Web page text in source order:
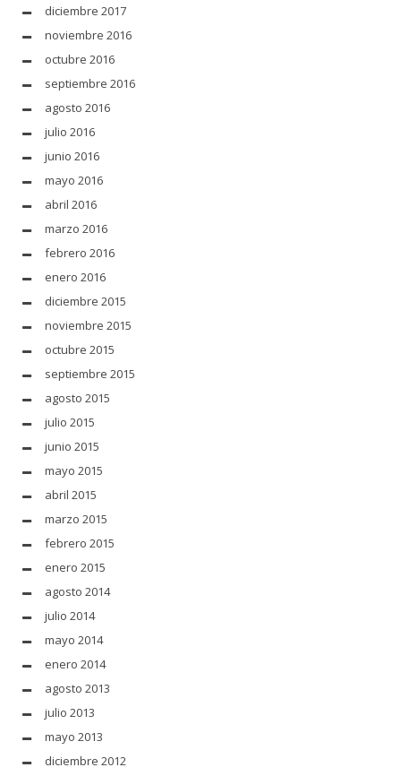
diciembre 2017
noviembre 2016
octubre 2016
septiembre 2016
agosto 2016
julio 2016
junio 2016
mayo 2016
abril 2016
marzo 2016
febrero 2016
enero 2016
diciembre 2015
noviembre 2015
octubre 2015
septiembre 2015
agosto 2015
julio 2015
junio 2015
mayo 2015
abril 2015
marzo 2015
febrero 2015
enero 2015
agosto 2014
julio 2014
mayo 2014
enero 2014
agosto 2013
julio 2013
mayo 2013
diciembre 2012